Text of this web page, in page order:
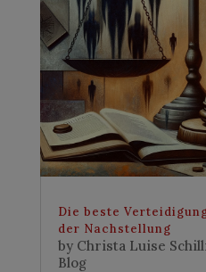
Die beste
der Nachstellung
by Christa Luise
Blog